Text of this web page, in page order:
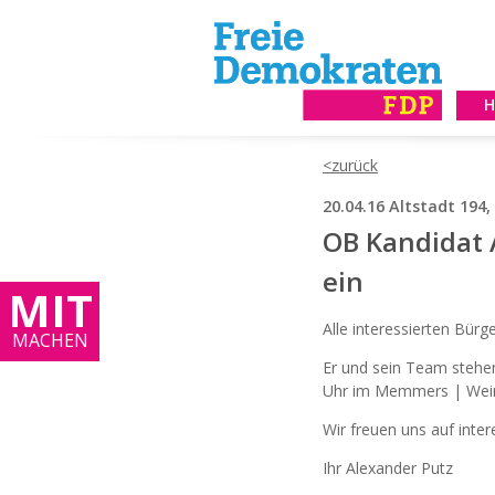
MIT
MACHEN
20.04.16 Altstadt
OB
ein
Alle interessierten
Er und sein Team
Uhr im Memmers |
Wir freuen uns auf
Ihr Alexander Putz